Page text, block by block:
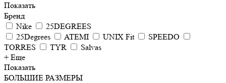
Показать
Бренд
Nike
25DEGREES
25Degrees
ATEMI UNIX Fit
SPEEDO
TORRES
TYR
Salvas
+ Еще
Показать
БОЛЬШИЕ РАЗМЕРЫ